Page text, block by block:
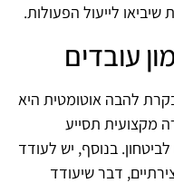
לייעול הפעולות.
עובדים
להבה אוטומטית היא
מקצועית תסייע
בנוסף, יש לעודד
דבר שיעודד